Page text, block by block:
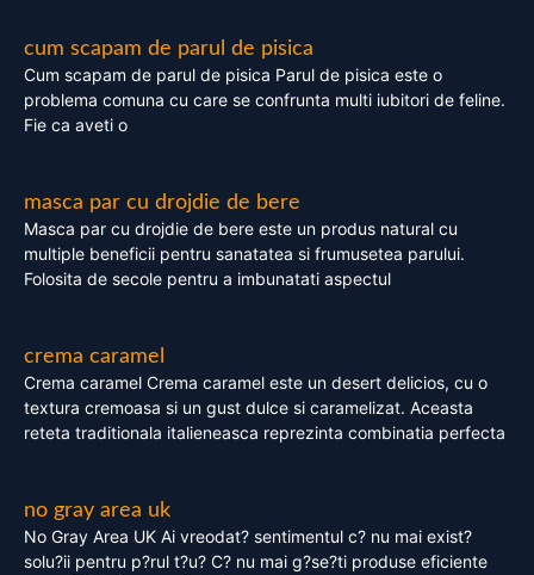
cum scapam de parul de pisica
Cum scapam de parul de pisica Parul de pisica este o
problema comuna cu care se confrunta multi iubitori de feline.
Fie ca aveti o
masca par cu drojdie de bere
Masca par cu drojdie de bere este un produs natural cu
multiple beneficii pentru sanatatea si frumusetea parului.
Folosita de secole pentru a imbunatati aspectul
crema caramel
Crema caramel Crema caramel este un desert delicios, cu o
textura cremoasa si un gust dulce si caramelizat. Aceasta
reteta traditionala italieneasca reprezinta combinatia perfecta
no gray area uk
No Gray Area UK Ai vreodat? sentimentul c? nu mai exist?
solu?ii pentru p?rul t?u? C? nu mai g?se?ti produse eficiente